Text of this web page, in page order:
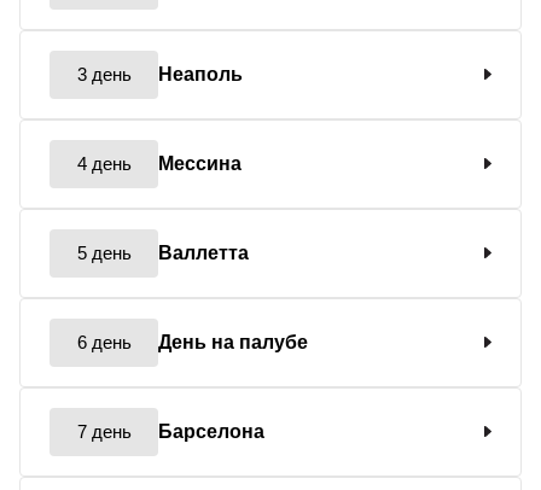
3 день Неаполь
4 день Мессина
5 день Валлетта
6 день День на палубе
7 день Барселона